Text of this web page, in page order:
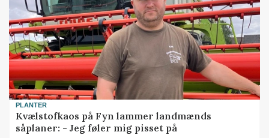
PLANTER
Kvælstofkaos på Fyn lammer landmænds
såplaner: - Jeg føler mig pisset på